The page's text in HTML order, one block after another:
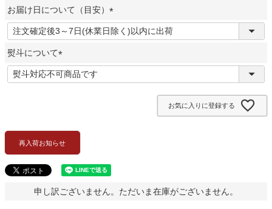
お届け日について（目安）
(
必
)
熨斗について
(
必
お気に入りに登録する
再入荷お知らせ
申し訳ございません。ただいま在庫がございません。